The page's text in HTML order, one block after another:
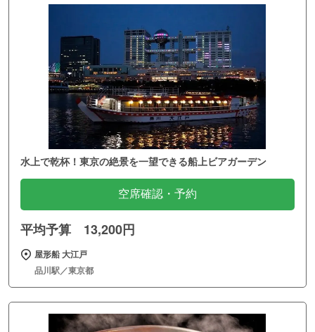
水上で乾杯！東京の絶景を一望できる船上ビアガーデン
空席確認・予約
平均予算 13,200円
屋形船 大江戸
品川駅／東京都